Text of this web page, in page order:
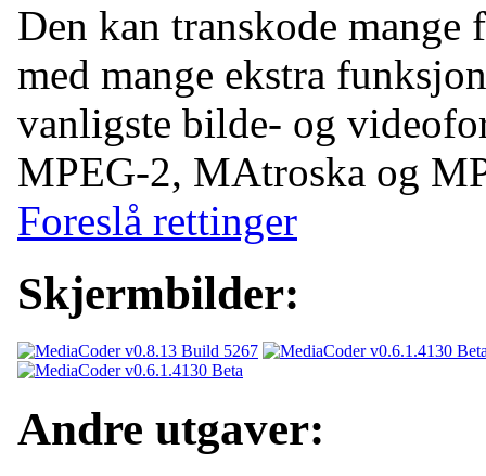
Den kan transkode
med mange ekstra
vanligste bilde- og
MPEG-2, MAtroska og
Foreslå rettinger
Skjermbilder:
Andre utgaver: